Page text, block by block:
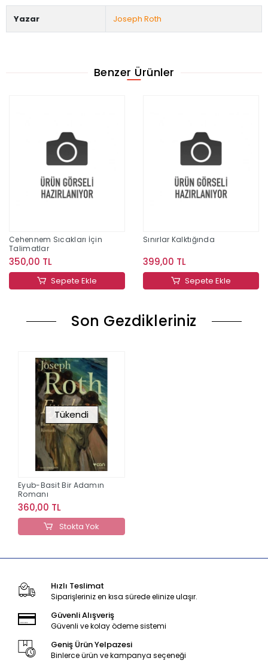
Yazar Joseph Roth
Benzer Ürünler
Cehennem Sıcakları İçin
Talimatlar
350,00 TL
Sepete Ekle
Sınırlar Kalktığında
399,00 TL
Sepete Ekle
Son Gezdikleriniz
Tükendi
Eyub-Basit Bir Adamın
Romanı
360,00 TL
Stokta Yok
Hızlı Teslimat
Siparişleriniz en kısa sürede elinize ulaşır.
Güvenli Alışveriş
Güvenli ve kolay ödeme sistemi
Geniş Ürün Yelpazesi
Binlerce ürün ve kampanya seçeneği